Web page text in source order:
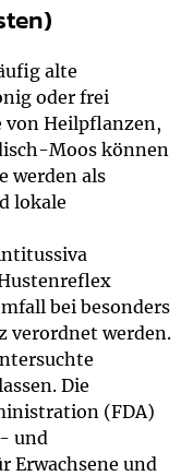
alte
oder frei
von Heilpflanzen,
Moos können
werden als
lokale
bei besonders
verordnet werden.
Die
(FDA)
und
Erwachsene und